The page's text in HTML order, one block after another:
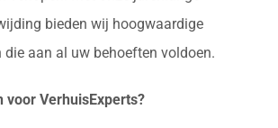
bieden wij hoogwaardige
die aan al uw behoeften voldoen.
voor VerhuisExperts?